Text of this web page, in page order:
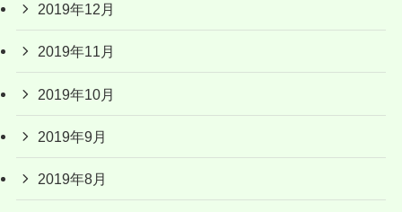
2019年12月
2019年11月
2019年10月
2019年9月
2019年8月